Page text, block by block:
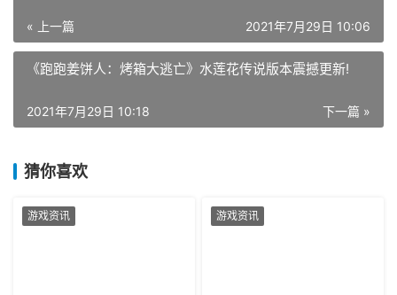
« 上一篇 2021年7月29日 10:06
《跑跑姜饼人：烤箱大逃亡》水莲花传说版本震撼更新!
下一篇 »
2021年7月29日 10:18
猜你喜欢
游戏资讯 游戏资讯